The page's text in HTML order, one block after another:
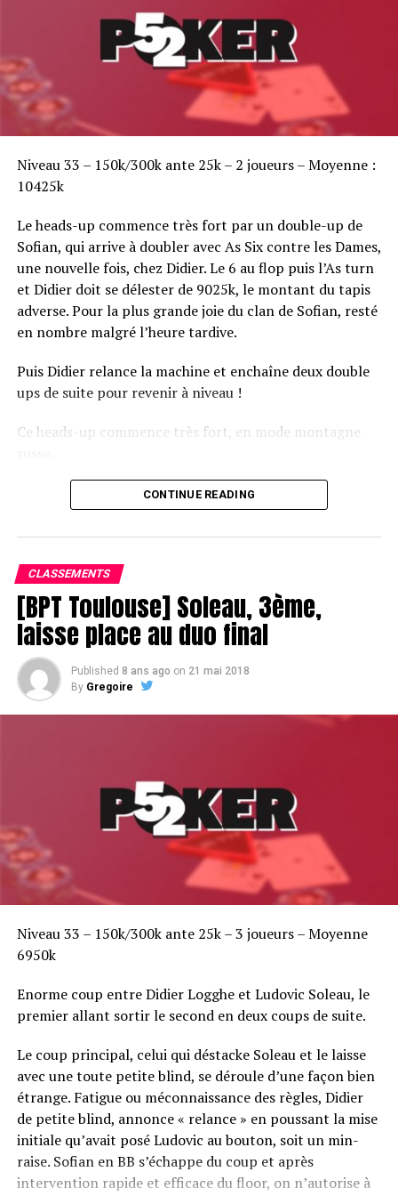
Niveau 33 – 150k/300k ante 25k – 2 joueurs – Moyenne :
10425k
Le heads-up commence très fort par un double-up de
Sofian, qui arrive à doubler avec As Six contre les Dames,
une nouvelle fois, chez Didier. Le 6 au flop puis l’As turn
et Didier doit se délester de 9025k, le montant du tapis
adverse. Pour la plus grande joie du clan de Sofian, resté
en nombre malgré l’heure tardive.
Puis Didier relance la machine et enchaîne deux double
ups de suite pour revenir à niveau !
Ce heads-up commence très fort, en mode montagne
Le champagne va réchauffer si les deux finalistes ne se décident pas !
CONTINUE READING
CLASSEMENTS
[BPT Toulouse] Soleau, 3ème,
laisse place au duo final
Published 8 ans ago on 21 mai 2018
By Gregoire
Niveau 33 – 150k/300k ante 25k – 3 joueurs – Moyenne
6950k
Enorme coup entre Didier Logghe et Ludovic Soleau, le
premier allant sortir le second en deux coups de suite.
Le coup principal, celui qui déstacke Soleau et le laisse
avec une toute petite blind, se déroule d’une façon bien
étrange. Fatigue ou méconnaissance des règles, Didier
de petite blind, annonce « relance » en poussant la mise
initiale qu’avait posé Ludovic au bouton, soit un min-
raise. Sofian en BB s’échappe du coup et après
intervention rapide et efficace du floor, on n’autorise à